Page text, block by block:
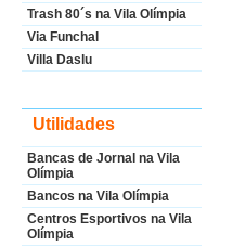
Trash 80´s na Vila Olímpia
Via Funchal
Villa Daslu
Utilidades
Bancas de Jornal na Vila
Olímpia
Bancos na Vila Olímpia
Centros Esportivos na Vila
Olímpia